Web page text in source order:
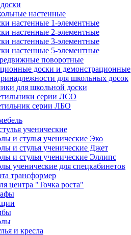
настенные
настенные 1-элементные
настенные 2-элементные
настенные 3-элементные
настенные 5-элементные
поворотные
доски и демонстрационные
для школьных досок
для школьной доски
серии ЛСО
серии ЛБО
ученические
и стулья ученические Эко
и стулья ученические Джет
и стулья ученические Эллипс
ученические для спецкабинетов
трансформер
центра "Точка роста"
и кресла